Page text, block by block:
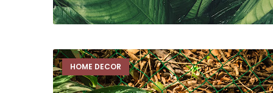
HOME DECOR